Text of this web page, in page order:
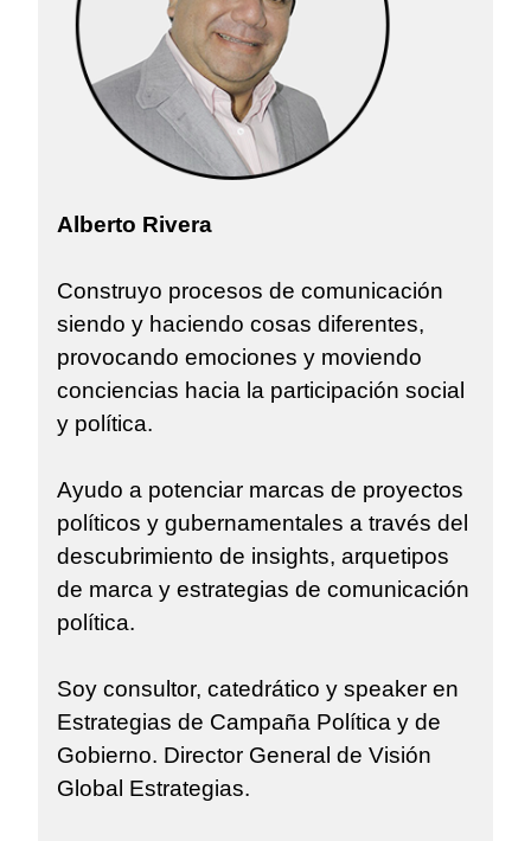
Alberto Rivera
Construyo procesos de comunicación
siendo y haciendo cosas diferentes,
provocando emociones y moviendo
conciencias hacia la participación social
y política.
Ayudo a potenciar marcas de proyectos
políticos y gubernamentales a través del
descubrimiento de insights, arquetipos
de marca y estrategias de comunicación
política.
Soy consultor, catedrático y speaker en
Estrategias de Campaña Política y de
Gobierno. Director General de Visión
Global Estrategias.